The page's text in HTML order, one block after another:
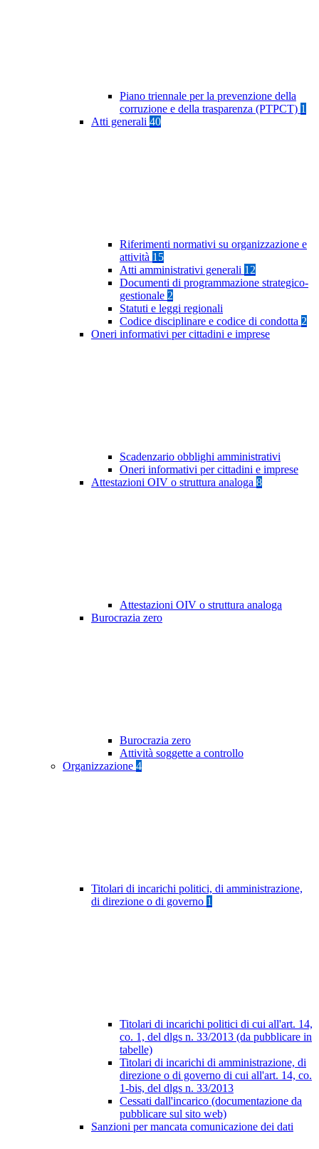
Piano triennale per la prevenzione della
corruzione e della trasparenza (PTPCT) 1
Atti generali 40
Riferimenti normativi su organizzazione e
attività 15
Atti amministrativi generali 12
Documenti di programmazione strategico-
gestionale 2
Statuti e leggi regionali
Codice disciplinare e codice di condotta 2
Oneri informativi per cittadini e imprese
Scadenzario obblighi amministrativi
Oneri informativi per cittadini e imprese
Attestazioni OIV o struttura analoga 8
Attestazioni OIV o struttura analoga
Burocrazia zero
Burocrazia zero
Attività soggette a controllo
Organizzazione 4
Titolari di incarichi politici, di amministrazione,
di direzione o di governo 1
Titolari di incarichi politici di cui all'art. 14,
co. 1, del dlgs n. 33/2013 (da pubblicare in
tabelle)
Titolari di incarichi di amministrazione, di
direzione o di governo di cui all'art. 14, co.
1-bis, del dlgs n. 33/2013
Cessati dall'incarico (documentazione da
pubblicare sul sito web)
Sanzioni per mancata comunicazione dei dati